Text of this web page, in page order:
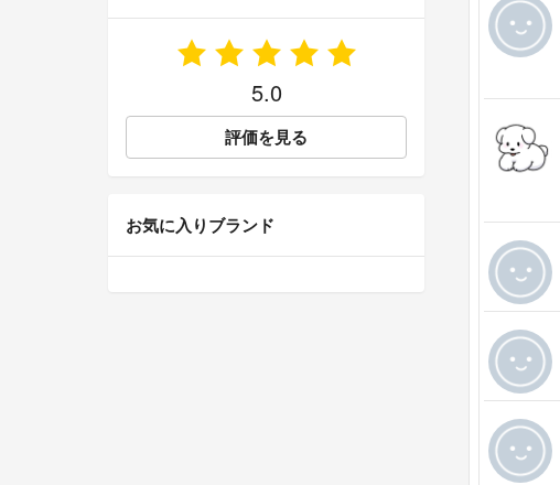
5.0
評価を見る
お気に入りブランド